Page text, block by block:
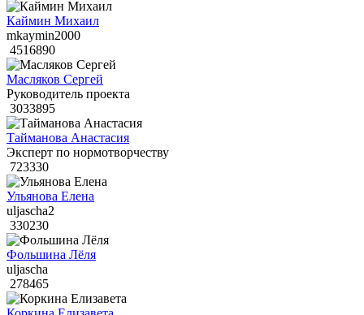
Каймин Михаил
mkaymin2000
4516890
Масляков Сергей
Руководитель проекта
3033895
Тайманова Анастасия
Эксперт по нормотворчеству
723330
Ульянова Елена
uljascha2
330230
Фольшина Лёля
uljascha
278465